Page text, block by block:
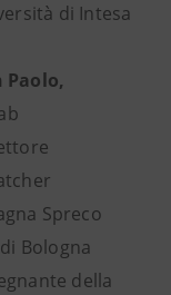
di Intesa
Paolo,
Spreco
Bologna
della